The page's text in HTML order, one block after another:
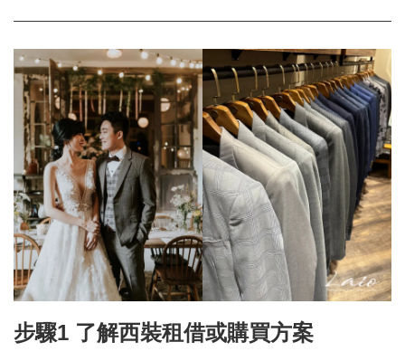
步驟1 了解西裝租借或購買方案